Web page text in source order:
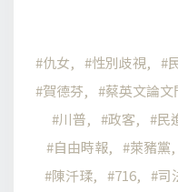
仇女 性別歧視
賀德芬
蔡英文論文
川普
政客 民
自由時報
萊豬黨
陳汘瑈
716 司